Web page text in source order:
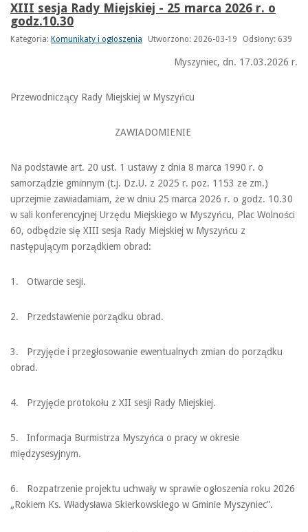
XIII sesja Rady Miejskiej - 25 marca 2026 r. o
godz.10.30
Kategoria: Komunikaty i ogłoszenia Utworzono: 2026-03-19 Odsłony: 639
Myszyniec, dn. 17.03.2026 r.
Przewodniczący Rady Miejskiej w Myszyńcu
ZAWIADOMIENIE
Na podstawie art. 20 ust. 1 ustawy z dnia 8 marca 1990 r. o
samorządzie gminnym (t.j. Dz.U. z 2025 r. poz. 1153 ze zm.)
uprzejmie zawiadamiam, że w dniu 25 marca 2026 r. o godz. 10.30
w sali konferencyjnej Urzędu Miejskiego w Myszyńcu, Plac Wolności
60, odbędzie się XIII sesja Rady Miejskiej w Myszyńcu z
następującym porządkiem obrad:
1. Otwarcie sesji.
2. Przedstawienie porządku obrad.
3. Przyjęcie i przegłosowanie ewentualnych zmian do porządku
obrad.
4. Przyjęcie protokołu z XII sesji Rady Miejskiej.
5. Informacja Burmistrza Myszyńca o pracy w okresie
międzysesyjnym.
6. Rozpatrzenie projektu uchwały w sprawie ogłoszenia roku 2026
„Rokiem Ks. Władysława Skierkowskiego w Gminie Myszyniec”.